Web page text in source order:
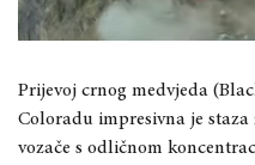
Prijevoj crnog medvjeda
Coloradu impresivna je
vozače s odličnom